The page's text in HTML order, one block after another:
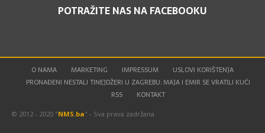
POTRAŽITE NAS NA FACEBOOKU
O NAMA MARKETING IMPRESSUM
USLOVI KORIŠTENJA
PRONAĐENI NESTALI TINEJDŽERI U ZAGREBU: MAJA I EMIR SE VRATILI KUĆI
RSS
KONTAKT
© 2012 - 2020 "NMS.ba" - Sva prava zadržana.